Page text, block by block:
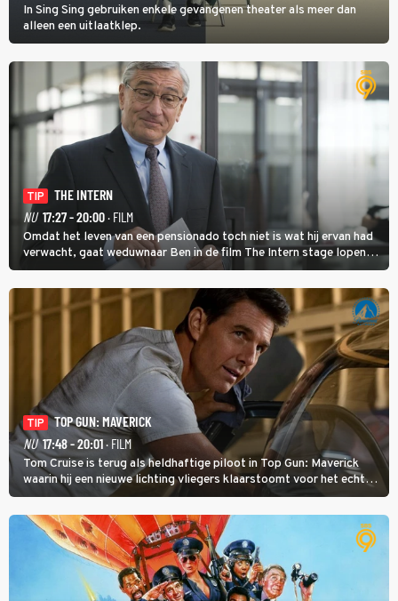
In Sing Sing gebruiken enkele gevangenen theater als meer dan
alleen een uitlaatklep.
TIP
THE INTERN
NU 17:27 - 20:00· FILM
Omdat het leven van een pensionado toch niet is wat hij ervan had
verwacht, gaat weduwnaar Ben in de film The Intern stage lopen
bij de hippe webwinkel van Jules, wat een gouden zet blijkt te zijn.
TIP
TOP GUN: MAVERICK
NU 17:48 - 20:01· FILM
Tom Cruise is terug als heldhaftige piloot in Top Gun: Maverick
waarin hij een nieuwe lichting vliegers klaarstoomt voor het echte
werk.